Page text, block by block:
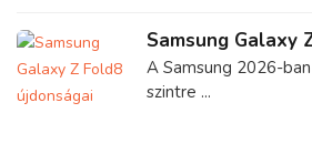
Samsung Galaxy
A Samsung 2026-
szintre ...